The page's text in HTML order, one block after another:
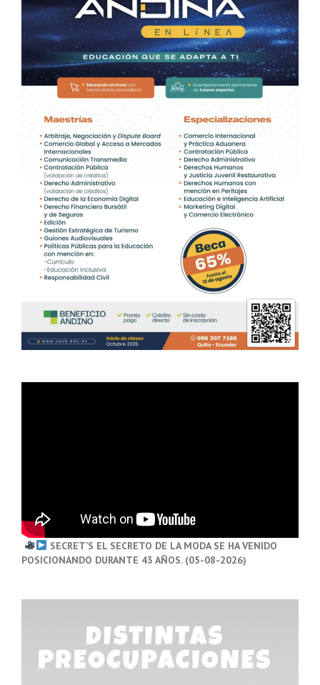
SECRET’S EL SECRETO DE LA MODA SE HA VENIDO
POSICIONANDO DURANTE 43 AÑOS. (05-08-2026)